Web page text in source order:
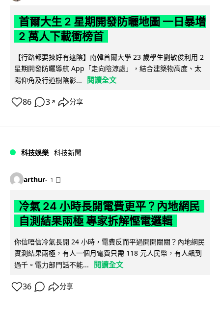
首爾大生 2 星期開發防曬地圖 一日暴增
2 萬人下載衝榜首
【行路都要揀好有遮陰】南韓首爾大學 23 歲學生劉敏俊利用 2
星期開發防曬導航 App「走向陰涼處」，結合建築物高度、太
陽仰角及行道樹陰影...
閱讀全文
86 3 ↗ 分享
科技娛樂 科技新聞
arthur 1 日
冷氣 24 小時長開電費更平？內地網民
自測結果兩極 專家拆解慳電邏輯
你信唔信冷氣長開 24 小時，電費反而平過開開關關？內地網民
實測結果兩極，有人一個月電費只需 118 元人民幣，有人飆到
過千。電力部門話不能...
閱讀全文
36 分享